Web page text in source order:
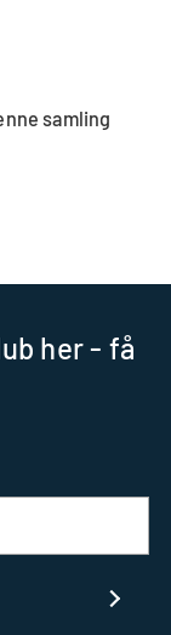
samling
her - få